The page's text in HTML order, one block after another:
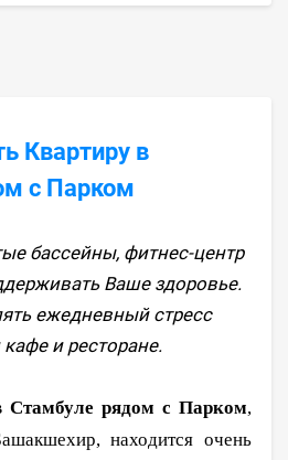
Квартиру в
с Парком
бассейны, фитнес-центр
Ваше здоровье.
ежедневный стресс
и ресторане.
Стамбуле рядом с Парком,
находится очень